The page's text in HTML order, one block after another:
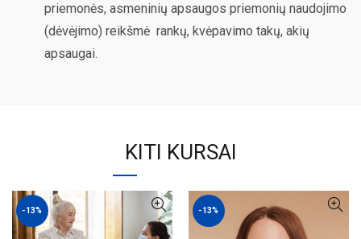
priemonės, asmeninių apsaugos priemonių naudojimo
(dėvėjimo) reikšmė rankų, kvėpavimo takų, akių
apsaugai.
KITI KURSAI
-13% -13%